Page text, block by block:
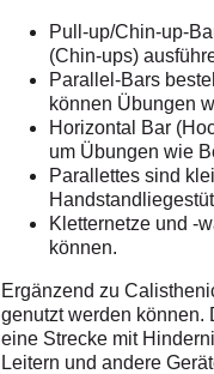
Pull-up/Chin-up-
(Chin-ups)
Parallel-Bars
können Übungen
Horizontal Bar
um Übungen wie
Parallettes sind
Kletternetze und -
können.
Ergänzend zu
genutzt werden können.
eine Strecke mit
Leitern und andere